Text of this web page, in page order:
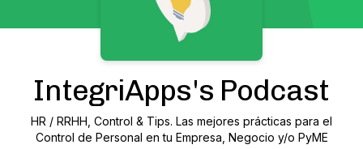
IntegriApps's Podcast
HR / RRHH, Control & Tips. Las mejores prácticas para el
Control de Personal en tu Empresa, Negocio y/o PyME